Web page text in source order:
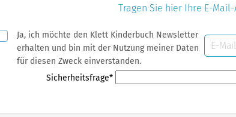
Tragen Sie hier Ihre E-
Pflichtfeld
Ja, ich möchte den Klett Kinderbuch Newsletter
erhalten und bin mit der Nutzung meiner Daten
für diesen Zweck einverstanden.
Mail-
Pflichtfeld
Sicherheitsfrage*